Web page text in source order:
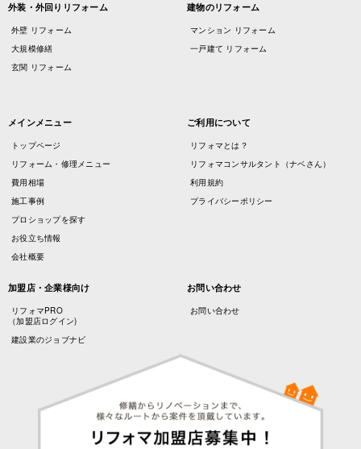
外装・外回りリフォーム
外壁 リフォーム
大規模修繕
玄関 リフォーム
建物のリフォーム
マンション リフォーム
一戸建て リフォーム
メインメニュー
トップページ
リフォーム・修理メニュー
費用相場
施工事例
プロショップを探す
お役立ち情報
会社概要
ご利用について
リフォマとは？
リフォマコンサルタント（ナベさん）
利用規約
プライバシーポリシー
加盟店・企業様向け
リフォマPRO
（加盟店ログイン)
建設業のジョブナビ
お問い合わせ
お問い合わせ